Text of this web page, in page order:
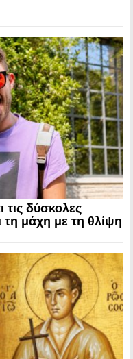
τις δύσκολες
τη μάχη με τη θλίψη